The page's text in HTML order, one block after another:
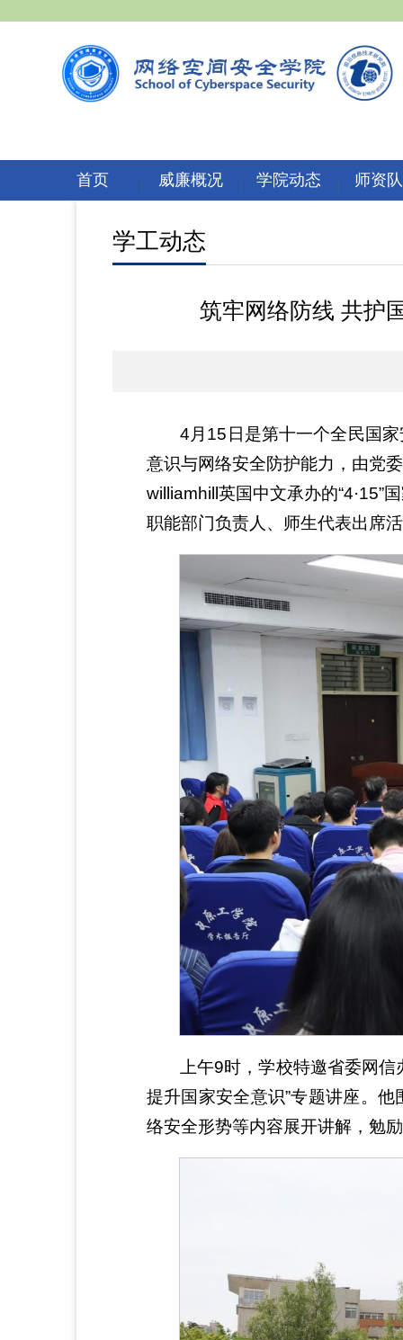
首页 威廉概况 学院动态 师资
学工动态
筑牢网络防线 共护
4月15日是第十一个全民国
意识与网络安全防护能力，由党
williamhill英国中文承办的“4·15”
职能部门负责人、师生代表出席
上午9时，学校特邀省委网
提升国家安全意识”专题讲座。
络安全形势等内容展开讲解，勉